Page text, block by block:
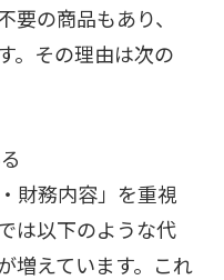
要の商品もあり、
。その理由は次の
財務内容」を重視
は以下のような代
増えています。これ